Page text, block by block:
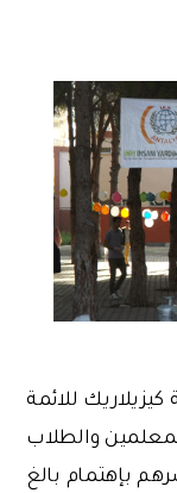
للائمة
والطلاب
بإهتمام بالغ